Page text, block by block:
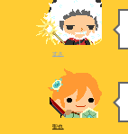
すさ
聖也